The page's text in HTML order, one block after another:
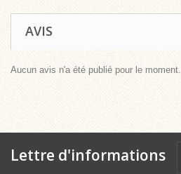
AVIS
Aucun avis n'a été publié pour le moment.
Lettre d'informations